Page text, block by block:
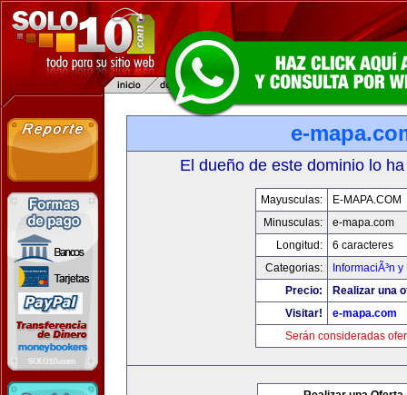
e-
El dueño de este dominio lo
Mayusculas:
E-MAPA.COM
Minusculas:
e-mapa.com
Longitud:
6 caracteres
Categorias:
InformaciÃ³n
Precio:
Realizar una
Visitar!
e-mapa.com
Serán consideradas